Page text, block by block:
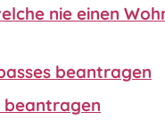
nie einen
beantragen
beantragen